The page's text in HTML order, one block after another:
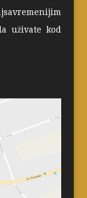
uživate kod